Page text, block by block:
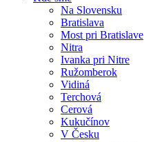
Na Slovensku
Bratislava
Most pri Bratislave
Nitra
Ivanka pri Nitre
Ružomberok
Vidiná
Terchová
Cerová
Kukučínov
V Česku